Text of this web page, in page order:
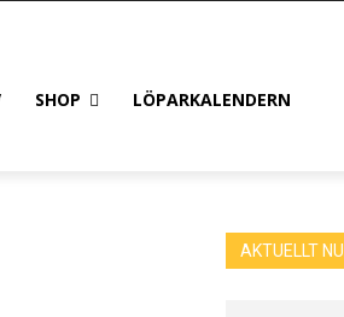
SHOP LÖPARKALENDERN
AKTUELLT